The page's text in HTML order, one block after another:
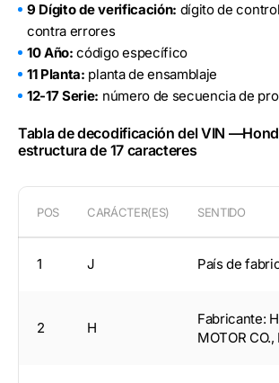
9 Dígito de verificación: dígito de
contra errores
10 Año: código específico
11 Planta: planta de ensamblaje
12-17 Serie: número de secuencia de
Tabla de decodificación del VIN
estructura de 17 caracteres
POS CARÁCTER(ES) SENTIDO
1 J País de
2 H
Fabricante:
MOTOR CO.,